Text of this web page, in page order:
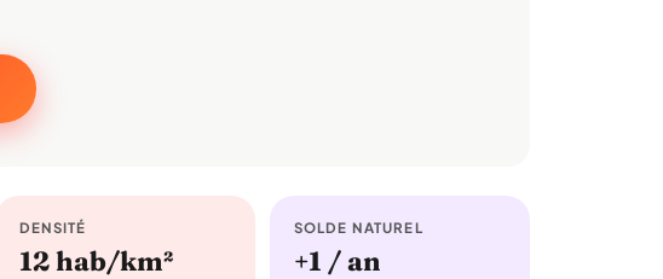
DENSITÉ
12 hab/km²
SOLDE NATUREL
+1 / an